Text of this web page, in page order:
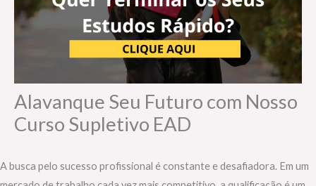
Alavanque Seu Futuro com Nosso
Curso Supletivo EAD
A busca pelo sucesso profissional é constante e desafiadora. Em um